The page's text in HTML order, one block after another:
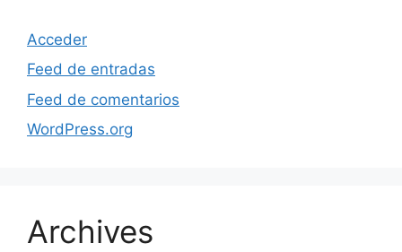
Acceder
Feed de entradas
Feed de comentarios
WordPress.org
Archives